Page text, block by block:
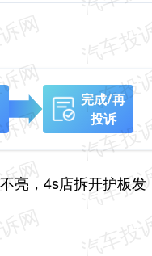
完成/再
投诉
亮，4s店拆开护板发